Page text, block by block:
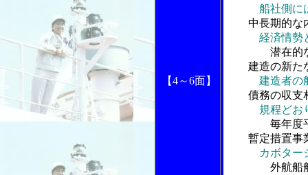
【4～6面】
船社側に
中長期的な
経済情勢
潜在的な対
建造の新た
建造者の
債務の収支
規程どお
毎年度平均
暫定措置事業
カボター
外航船舶の